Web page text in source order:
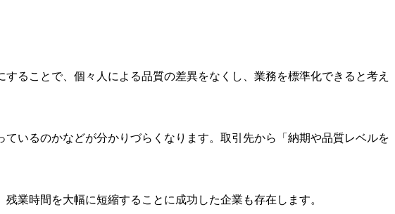
ることで、個々人による品質の差異をなくし、業務を標準化できると考え
いるのかなどが分かりづらくなります。取引先から「納期や品質レベルを
業時間を大幅に短縮することに成功した企業も存在します。